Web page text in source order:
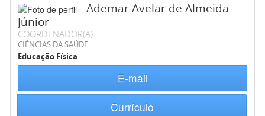
Ademar Avelar de Almeida
Júnior
COORDENADOR(A)
CIÊNCIAS DA SAÚDE
Educação Física
E-mail
Currículo